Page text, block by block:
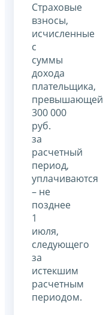
Страховые
взносы,
исчисленные
с
суммы
дохода
плательщика,
превышающей
300 000
руб.
за
расчетный
период,
уплачиваются
– не
позднее
1
июля,
следующего
за
истекшим
расчетным
периодом.